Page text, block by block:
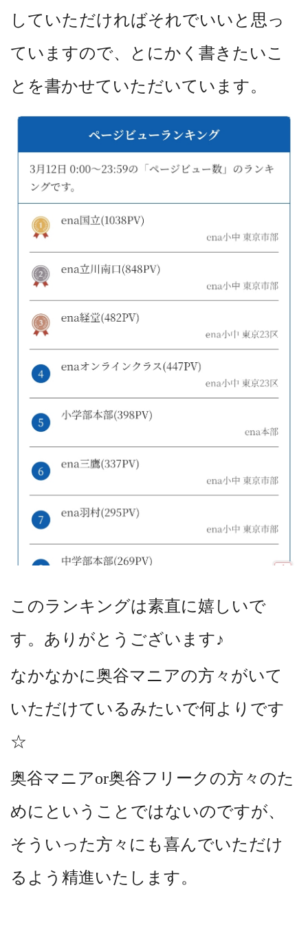
していただければそれでいいと思っ
ていますので、とにかく書きたいこ
とを書かせていただいています。
このランキングは素直に嬉しいで
す。ありがとうございます♪
なかなかに奥谷マニアの方々がいて
いただけているみたいで何よりです
☆
奥谷マニアor奥谷フリークの方々のた
めにということではないのですが、
そういった方々にも喜んでいただけ
るよう精進いたします。